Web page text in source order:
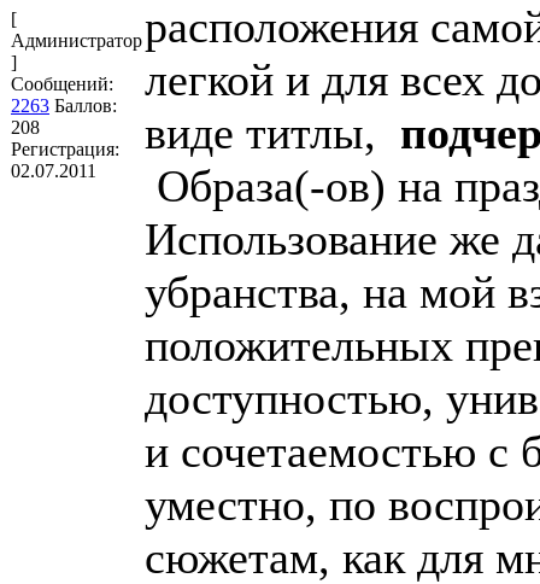
[
Администратор
]
Сообщений:
2263 Баллов:
208
Регистрация:
02.07.2011
расположения
легкой и для всех
виде титлы,
Образа(-ов) на
Использование же
убранства, на мой
положительных
доступностью,
и сочетаемостью с
уместно, по
сюжетам, как для